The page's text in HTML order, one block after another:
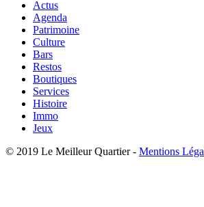
Actus
Agenda
Patrimoine
Culture
Bars
Restos
Boutiques
Services
Histoire
Immo
Jeux
© 2019 Le Meilleur Quartier - Mentions